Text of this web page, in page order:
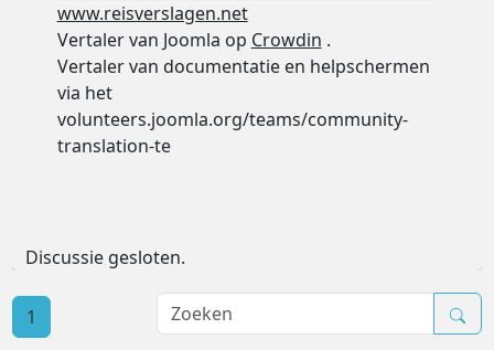
www.reisverslagen.net
Vertaler van Joomla op Crowdin .
Vertaler van documentatie en helpschermen
via het
volunteers.joomla.org/teams/community-
translation-te
Discussie gesloten.
1